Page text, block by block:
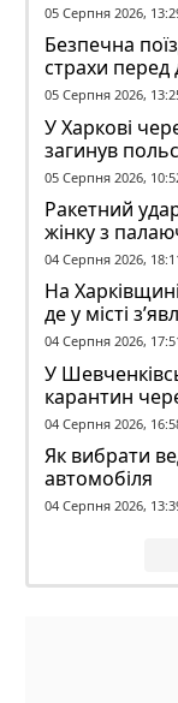
05 Серпня 2026,
Безпечна
страхи
05 Серпня 2026,
У Харкові
загинув
Вольський
05 Серпня 2026,
Ракетний
жінку з
04 Серпня 2026,
На
де у місті
04 Серпня 2026,
У
карантин
04 Серпня 2026,
Як вибрати
автомобіля
04 Серпня 2026,